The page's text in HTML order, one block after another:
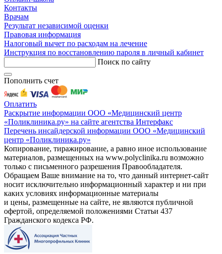
Контакты
Врачам
Результат независимой оценки
Правовая информация
Налоговый вычет по расходам на лечение
Инструкция по восстановлению пароля в личный кабинет
Поиск по сайту
Пополнить счет
Оплатить
Раскрытие информации ООО «Медицинский центр
«Поликлиника.ру» на сайте агентства Интерфакс
Перечень инсайдерской информации ООО «Медицинский
центр «Поликлиника.ру»
Копирование, тиражирование, а равно иное использование
материалов, размещенных на www.polyclinika.ru возможно
только с письменного разрешения Правообладателя.
Обращаем Ваше внимание на то, что данный интернет-сайт
носит исключительно информационный характер и ни при
каких условиях информационные материалы
и цены, размещенные на сайте, не являются публичной
офертой, определяемой положениями Статьи 437
Гражданского кодекса РФ.